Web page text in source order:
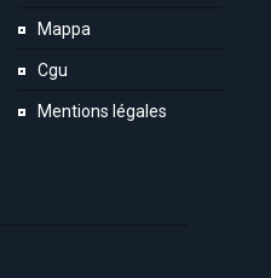
Mappa
Cgu
Mentions légales